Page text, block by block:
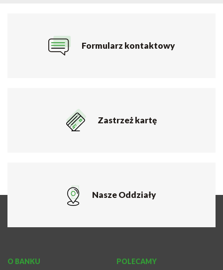
Formularz kontaktowy
Zastrzeż kartę
Nasze Oddziały
O BANKU POLECAMY